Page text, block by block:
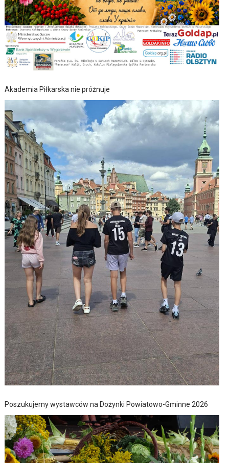
Akademia Piłkarska nie próżnuje
Poszukujemy wystawców na Dożynki Powiatowo-Gminne 2026